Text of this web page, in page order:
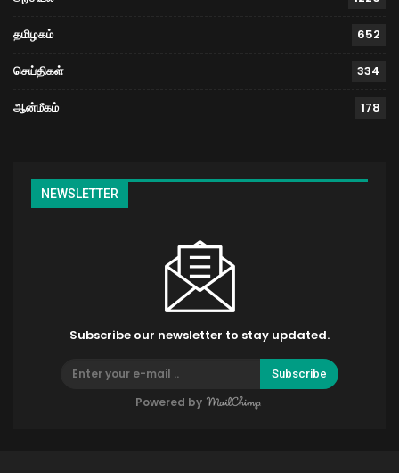
தமிழகம் 652
செய்திகள் 334
ஆன்மீகம் 178
NEWSLETTER
Subscribe our newsletter to stay updated.
Subscribe
Powered by